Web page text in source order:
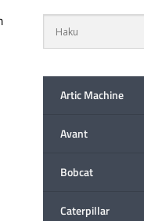
Artic Machine
Avant
Bobcat
Caterpillar